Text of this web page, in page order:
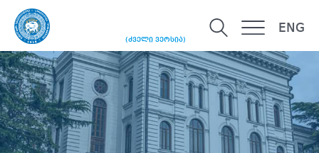
(ძველი ვერსია)
ENG